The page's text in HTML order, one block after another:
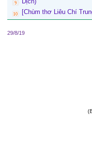
[Chùm thơ Liêu Chí
29/8/19